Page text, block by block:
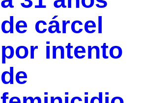
de cárcel
por intento
de